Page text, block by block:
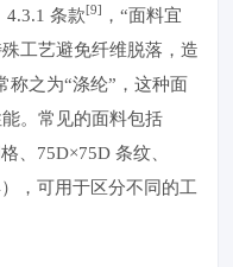
4.3.1 条款[9] ，“面料宜
工艺避免纤维脱落，造
称之为“涤纶”，这种面
。常见的面料包括
、75D×75D 条纹、
，可用于区分不同的工